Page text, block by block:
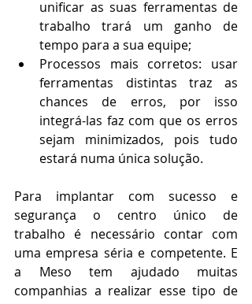
unificar as suas ferramentas de
trabalho trará um ganho de
tempo para a sua equipe;
Processos mais corretos: usar
ferramentas distintas traz as
chances de erros, por isso
integrá-las faz com que os erros
sejam minimizados, pois tudo
estará numa única solução.
Para implantar com sucesso e
segurança o centro único de
trabalho é necessário contar com
uma empresa séria e competente. E
a Meso tem ajudado muitas
companhias a realizar esse tipo de